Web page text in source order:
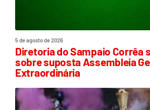
5 de agosto de 2026
Diretoria do Sampaio Corrêa
sobre suposta Assembleia
Extraordinária